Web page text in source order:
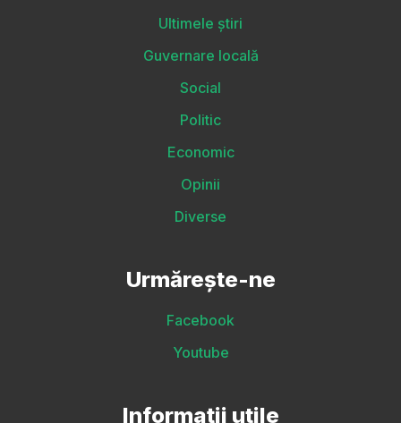
Ultimele știri
Guvernare locală
Social
Politic
Economic
Opinii
Diverse
Urmărește-ne
Facebook
Youtube
Informații utile